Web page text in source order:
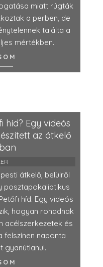
miatt rúgták
a perben, de
találta a
mértékben.
híd? Egy videós
az átkelő
átkelő, belülről
posztapokaliptikus
híd. Egy videós
hogyan rohadnak
acélszerkezetek és
felszínen naponta
gyanútlanul.